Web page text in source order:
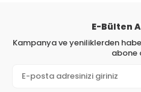
E-Bülten
Kampanya ve yeniliklerden
abone